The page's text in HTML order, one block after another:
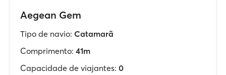
Aegean Gem
Tipo de navio: Catamarã
Comprimento: 41m
Capacidade de viajantes: 0